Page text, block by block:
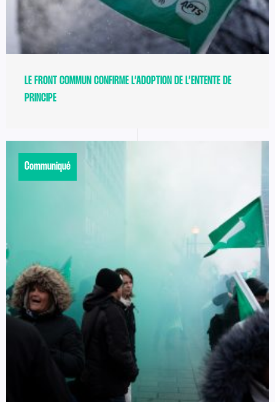
LE FRONT COMMUN CONFIRME L’ADOPTION DE L’ENTENTE DE
PRINCIPE
Communiqué